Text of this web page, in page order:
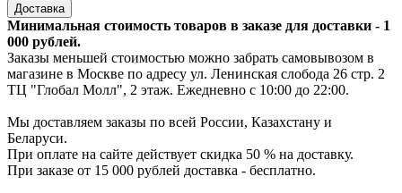
Доставка
Минимальная стоимость товаров в заказе для доставки - 1
000 рублей.
Заказы меньшей стоимостью можно забрать самовывозом в
магазине в Москве по адресу ул. Ленинская слобода 26 стр. 2
ТЦ "Глобал Молл", 2 этаж. Ежедневно с 10:00 до 22:00.
Мы доставляем заказы по всей России, Казахстану и
Беларуси.
При оплате на сайте действует скидка 50 % на доставку.
При заказе от 15 000 рублей доставка - бесплатно.